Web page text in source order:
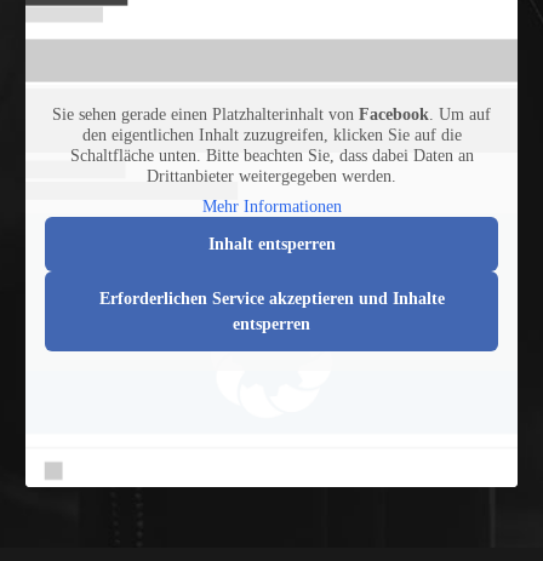
Sie sehen gerade einen Platzhalterinhalt von Facebook. Um auf
den eigentlichen Inhalt zuzugreifen, klicken Sie auf die
Schaltfläche unten. Bitte beachten Sie, dass dabei Daten an
Drittanbieter weitergegeben werden.
Mehr Informationen
Inhalt entsperren
Erforderlichen Service akzeptieren und Inhalte
entsperren